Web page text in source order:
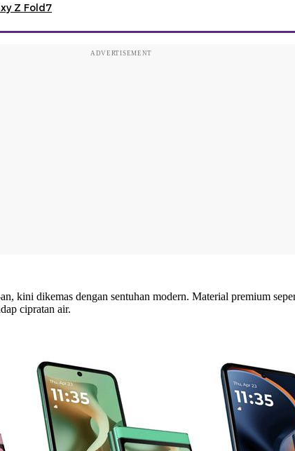
Z Fold7
ADVERTISEMENT
kini dikemas dengan sentuhan modern. Material premium
cipratan air.